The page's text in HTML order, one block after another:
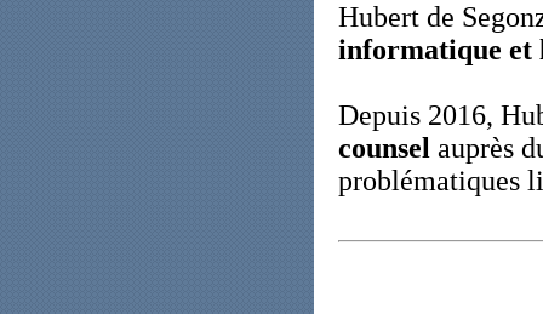
Hubert de
informatique et
Depuis 2016,
counsel auprès
problématiques